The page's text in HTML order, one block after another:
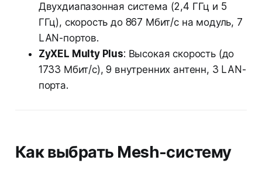
Двухдиапазонная система (2,4 ГГц и 5
ГГц), скорость до 867 Мбит/с на модуль, 7
LAN-портов.
ZyXEL Multy Plus: Высокая скорость (до
1733 Мбит/с), 9 внутренних антенн, 3 LAN-
порта.
Как выбрать Mesh-систему